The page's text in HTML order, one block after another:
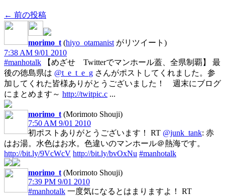
← 前の投稿
morimo_t (hiyo_otamanist がリツイート)
7:38 AM 9/01 2010
#manhotalk 【めざせ Twitterでマンホール蓋、全県制覇】 最
後の徳島県は @t_e_t_e_g さんがポストしてくれました。参
加してくれた皆様ありがとうございました！ 週末にブログ
にまとめます～ http://twitpic.c ...
morimo_t (Morimoto Shouji)
7:50 AM 9/01 2010
初ポストありがとうございます！ RT @junk_tank: 赤
はお湯。水色はお水。色違いのマンホール＠熱海です。
http://bit.ly/9VcWcV http://bit.ly/bvOxNu #manhotalk
morimo_t (Morimoto Shouji)
7:39 PM 9/01 2010
#manhotalk 一度気になるとはまりますよ！ RT